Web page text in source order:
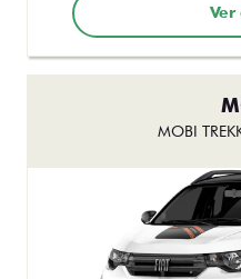
Ver
MOBI